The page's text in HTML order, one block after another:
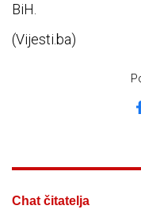
BiH.
(Vijesti.ba)
Chat čitatelja